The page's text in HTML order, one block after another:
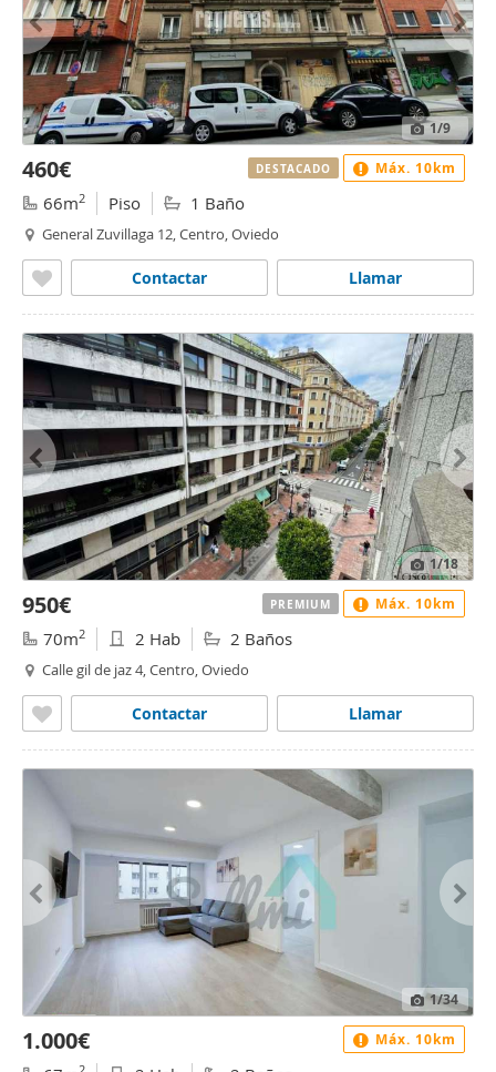
1/9
460€
66m2 Piso 1 Baño
General Zuvillaga 12, Centro, Oviedo
Llamar
Contactar
DESTACADO Máx. 10km
1/18
950€
70m2 2 Hab 2 Baños
Calle gil de jaz 4, Centro, Oviedo
Llamar
Contactar
PREMIUM Máx. 10km
1/34
1.000€ Máx. 10km